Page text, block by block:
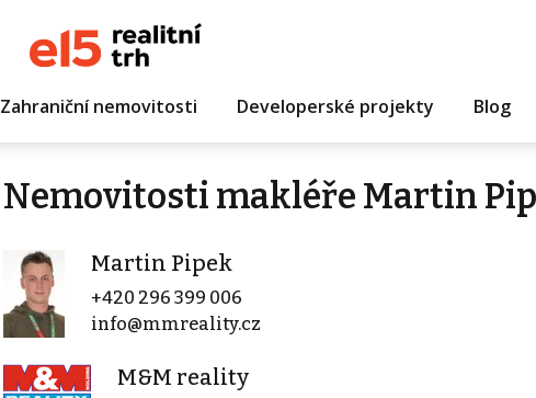
Zahraniční nemovitosti Developerské projekty Blog
Nemovitosti makléře Martin
Martin Pipek
+420 296 399 006
info@mmreality.cz
M&M reality